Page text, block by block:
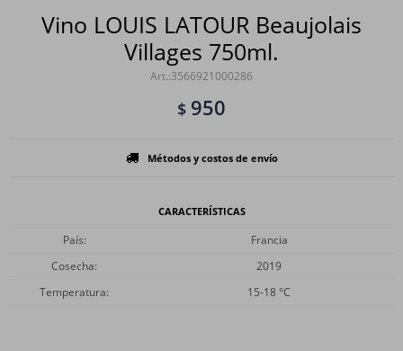
Vino LOUIS LATOUR Beaujolais
Villages 750ml.
3566921000286
$ 950
Métodos y costos de envío
CARACTERÍSTICAS
País
Francia
Cosecha
2019
Temperatura
15-18 °C